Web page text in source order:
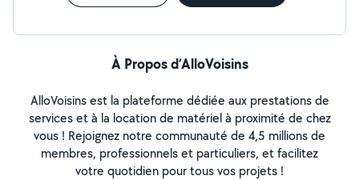
À Propos d’AlloVoisins
AlloVoisins est la plateforme dédiée aux prestations de
services et à la location de matériel à proximité de chez
vous ! Rejoignez notre communauté de 4,5 millions de
membres, professionnels et particuliers, et facilitez
votre quotidien pour tous vos projets !